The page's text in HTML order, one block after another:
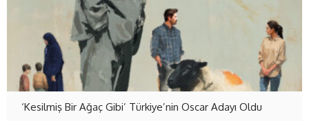
‘Kesilmiş Bir Ağaç Gibi’ Türkiye’nin Oscar Adayı Oldu